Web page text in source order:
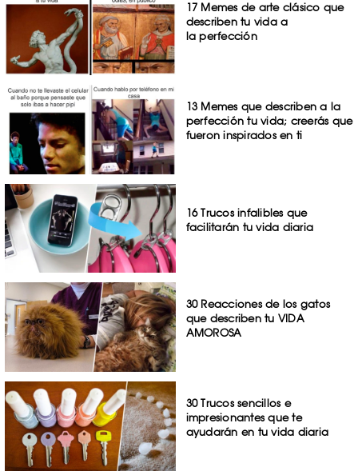
17 Memes de arte clásico que
describen tu vida a
la perfección
13 Memes que describen a la
perfección tu vida; creerás que
fueron inspirados en ti
16 Trucos infalibles que
facilitarán tu vida diaria
30 Reacciones de los gatos
que describen tu VIDA
AMOROSA
30 Trucos sencillos e
impresionantes que te
ayudarán en tu vida diaria